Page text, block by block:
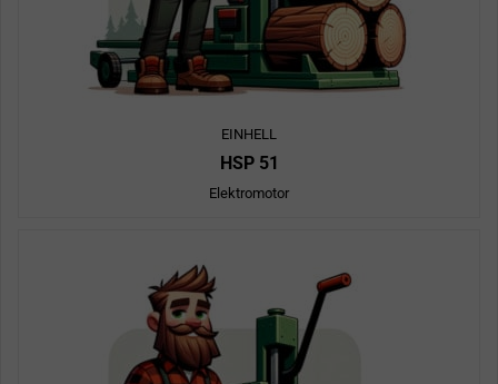
EINHELL
HSP 51
Elektromotor